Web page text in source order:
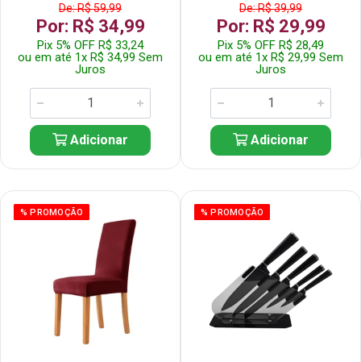
De: R$ 59,99
Por: R$ 34,99
Pix 5% OFF R$ 33,24
ou em até 1x R$ 34,99 Sem
Juros
Adicionar
De: R$ 39,99
Por: R$ 29,99
Pix 5% OFF R$ 28,49
ou em até 1x R$ 29,99 Sem
Juros
Adicionar
% PROMOÇÃO % PROMOÇÃO